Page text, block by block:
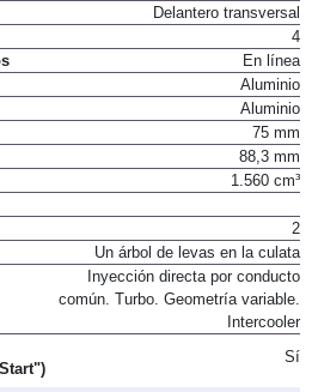
Delantero transversal
4
En línea
Aluminio
Aluminio
75 mm
88,3 mm
1.560 cm³
2
Un árbol de levas en la culata
Inyección directa por conducto
común. Turbo. Geometría variable.
Intercooler
Sí